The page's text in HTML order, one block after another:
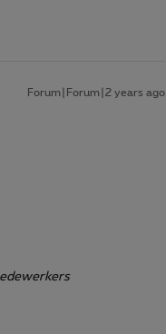
Forum|Forum|2 years ago